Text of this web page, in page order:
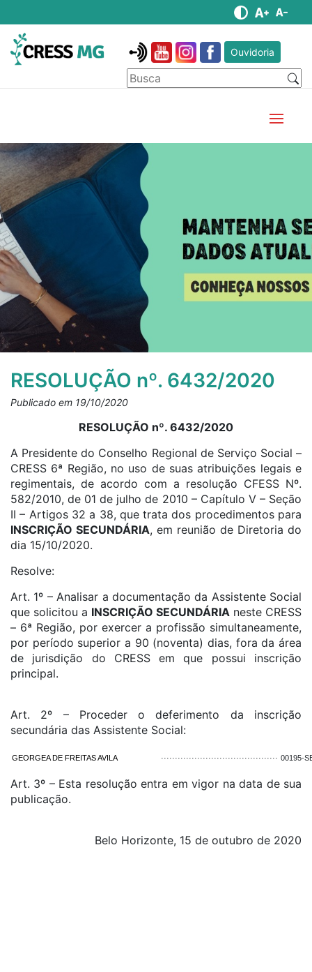
Ouvidoria
RESOLUÇÃO nº. 6432/2020
Publicado em 19/10/2020
RESOLUÇÃO nº. 6432/2020
A Presidente do Conselho Regional de Serviço Social –
CRESS 6ª Região, no uso de suas atribuições legais e
regimentais, de acordo com a resolução CFESS Nº.
582/2010, de 01 de julho de 2010 – Capítulo V – Seção
II – Artigos 32 a 38, que trata dos procedimentos para
INSCRIÇÃO SECUNDÁRIA, em reunião de Diretoria do
dia 15/10/2020.
Resolve:
Art. 1º – Analisar a documentação da Assistente Social
que solicitou a INSCRIÇÃO SECUNDÁRIA neste CRESS
– 6ª Região, por exercer a profissão simultaneamente,
por período superior a 90 (noventa) dias, fora da área
de jurisdição do CRESS em que possui inscrição
principal.
Art. 2º – Proceder o deferimento da inscrição
secundária das Assistente Social:
GEORGEA DE FREITAS AVILA ·········································· 00195-
Art. 3º – Esta resolução entra em vigor na data de sua
publicação.
Belo Horizonte, 15 de outubro de 2020